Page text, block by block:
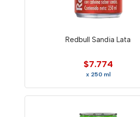
Redbull Sandia Lata
$7.774
x 250 ml